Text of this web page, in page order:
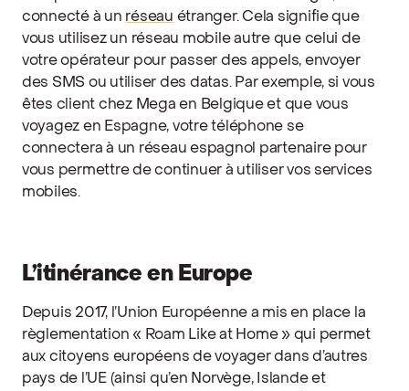
connecté à un réseau étranger. Cela signifie que
vous utilisez un réseau mobile autre que celui de
votre opérateur pour passer des appels, envoyer
des SMS ou utiliser des datas. Par exemple, si vous
êtes client chez Mega en Belgique et que vous
voyagez en Espagne, votre téléphone se
connectera à un réseau espagnol partenaire pour
vous permettre de continuer à utiliser vos services
mobiles.
L’itinérance en Europe
Depuis 2017, l’Union Européenne a mis en place la
règlementation « Roam Like at Home » qui permet
aux citoyens européens de voyager dans d’autres
pays de l’UE (ainsi qu’en Norvège, Islande et